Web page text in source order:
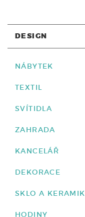
DESIGN
NÁBYTEK
TEXTIL
SVÍTIDLA
ZAHRADA
KANCELÁŘ
DEKORACE
SKLO A
HODINY